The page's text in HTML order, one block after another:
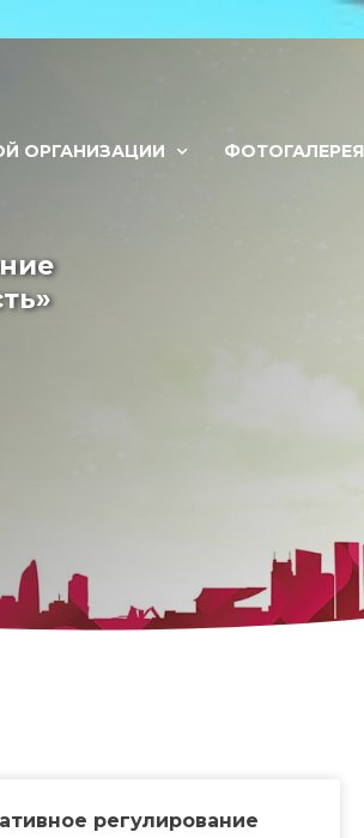
ОРГАНИЗАЦИИ ФОТОГАЛЕРЕЯ
регулирование